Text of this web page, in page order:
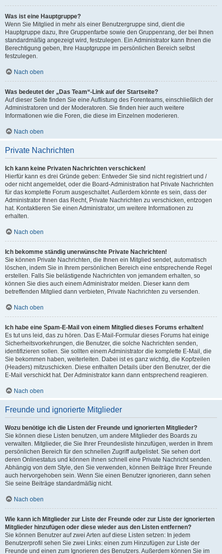
Was ist eine Hauptgruppe?
Wenn Sie Mitglied in mehr als einer Benutzergruppe sind, dient die
Hauptgruppe dazu, Ihre Gruppenfarbe sowie den Gruppenrang, der bei Ihnen
standardmäßig angezeigt wird, festzulegen. Ein Administrator kann Ihnen die
Berechtigung geben, Ihre Hauptgruppe im persönlichen Bereich selbst
festzulegen.
Nach oben
Was bedeutet der „Das Team“-Link auf der Startseite?
Auf dieser Seite finden Sie eine Auflistung des Forenteams, einschließlich der
Administratoren und der Moderatoren. Sie finden hier auch weitere
Informationen wie die Foren, die diese im Einzelnen moderieren.
Nach oben
Private Nachrichten
Ich kann keine Privaten Nachrichten verschicken!
Hierfür kann es drei Gründe geben: Entweder Sie sind nicht registriert und /
oder nicht angemeldet, oder die Board-Administration hat Private Nachrichten
für das komplette Forum ausgeschaltet. Außerdem könnte es sein, dass der
Administrator Ihnen das Recht, Private Nachrichten zu verschicken, entzogen
hat. Kontaktieren Sie einen Administrator, um weitere Informationen zu
erhalten.
Nach oben
Ich bekomme ständig unerwünschte Private Nachrichten!
Sie können Private Nachrichten, die Ihnen ein Mitglied sendet, automatisch
löschen, indem Sie in Ihrem persönlichen Bereich eine entsprechende Regel
erstellen. Falls Sie belästigende Nachrichten von jemandem erhalten, so
können Sie dies auch einem Administrator melden. Dieser kann dem
betreffenden Mitglied dann verbieten, Private Nachrichten zu versenden.
Nach oben
Ich habe eine Spam-E-Mail von einem Mitglied dieses Forums erhalten!
Es tut uns leid, das zu hören. Das E-Mail-Formular dieses Forums hat einige
Sicherheitsvorkehrungen, die Benutzer, die solche Nachrichten senden,
identifizieren sollen. Sie sollten einem Administrator die komplette E-Mail, die
Sie bekommen haben, weiterleiten. Dabei ist es ganz wichtig, die Kopfzeilen
(Headers) mitzuschicken. Diese enthalten Details über den Benutzer, der die
E-Mail verschickt hat. Der Administrator kann dann entsprechend reagieren.
Nach oben
Freunde und ignorierte Mitglieder
Wozu benötige ich die Listen der Freunde und ignorierten Mitglieder?
Sie können diese Listen benutzen, um andere Mitglieder des Boards zu
verwalten. Mitglieder, die Sie Ihrer Freundesliste hinzufügen, werden in Ihrem
persönlichen Bereich für den schnellen Zugriff aufgelistet. Sie sehen dort
deren Onlinestatus und können ihnen schnell eine Private Nachricht senden.
Abhängig von dem Style, den Sie verwenden, können Beiträge Ihrer Freunde
auch hervorgehoben sein. Wenn Sie einen Benutzer ignorieren, dann sehen
Sie seine Beiträge standardmäßig nicht.
Nach oben
Wie kann ich Mitglieder zur Liste der Freunde oder zur Liste der ignorierten
Mitglieder hinzufügen oder diese wieder aus den Listen entfernen?
Sie können Benutzer auf zwei Arten auf diese Listen setzen: In jedem
Benutzerprofil sehen Sie zwei Links: einen zum Hinzufügen zur Liste der
Freunde und einen zum Ignorieren des Benutzers. Außerdem können Sie im